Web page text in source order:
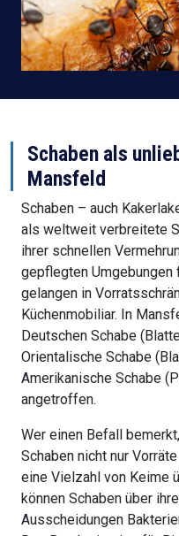
Schaben als
Mansfeld
Schaben – auch
als weltweit verbreitete
ihrer schnellen
gepflegten
gelangen in
Küchenmobiliar. In
Deutschen Schabe
Orientalische Schabe
Amerikanische Schabe
angetroffen.
Wer einen Befall
Schaben nicht nur
eine Vielzahl von Keime
können Schaben über
Ausscheidungen